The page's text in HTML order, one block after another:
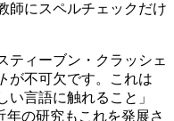
師にスペルチェックだけ
ティーブン・クラッシェ
が不可欠です。これは
い言語に触れること」
年の研究もこれを発展さ